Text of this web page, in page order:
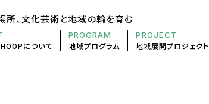
所、文化芸術と地域の輪を育む
について
PROGRAM
地域プログラム
PROJECT
地域展開プロジェクト